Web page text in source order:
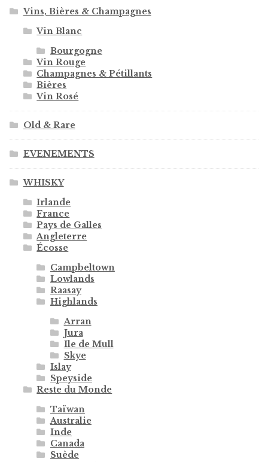
Vins, Bières & Champagnes
Vin Blanc
Bourgogne
Vin Rouge
Champagnes & Pétillants
Bières
Vin Rosé
Old & Rare
EVENEMENTS
WHISKY
Irlande
France
Pays de Galles
Angleterre
Écosse
Campbeltown
Lowlands
Raasay
Highlands
Arran
Jura
Ile de Mull
Skye
Islay
Speyside
Reste du Monde
Taïwan
Australie
Inde
Canada
Suède